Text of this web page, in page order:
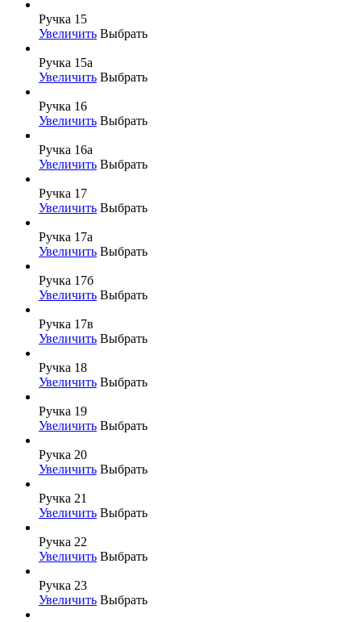
Ручка 15
Увеличить Выбрать
Ручка 15а
Увеличить Выбрать
Ручка 16
Увеличить Выбрать
Ручка 16а
Увеличить Выбрать
Ручка 17
Увеличить Выбрать
Ручка 17а
Увеличить Выбрать
Ручка 17б
Увеличить Выбрать
Ручка 17в
Увеличить Выбрать
Ручка 18
Увеличить Выбрать
Ручка 19
Увеличить Выбрать
Ручка 20
Увеличить Выбрать
Ручка 21
Увеличить Выбрать
Ручка 22
Увеличить Выбрать
Ручка 23
Увеличить Выбрать